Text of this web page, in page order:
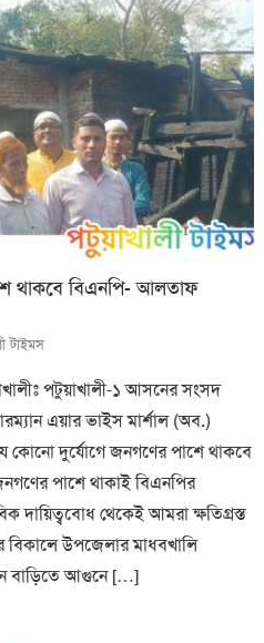
থাকবে বিএনপি- আলতাফ
টাইমস
পটুয়াখালী-১ আসনের সংসদ
এয়ার ভাইস মার্শাল (অব.)
দুর্যোগে জনগণের পাশে থাকবে
পাশে থাকাই বিএনপির
দায়িত্ববোধ থেকেই আমরা ক্ষতিগ্রস্ত
বিকালে উপজেলার মাধবখালি
বাড়িতে আগুনে […]